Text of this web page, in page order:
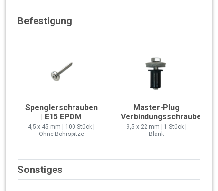
Befestigung
Spenglerschrauben
| E15 EPDM
4,5 x 45 mm | 100 Stück |
Ohne Bohrspitze
Master-Plug
Verbindungsschraube
9,5 x 22 mm | 1 Stück |
Blank
Sonstiges